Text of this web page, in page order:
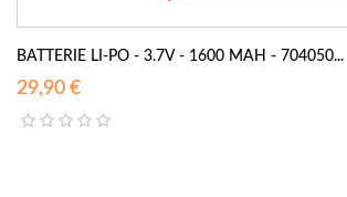
BATTERIE LI-PO - 3.7V - 1600 MAH - 704050...
29,90 €